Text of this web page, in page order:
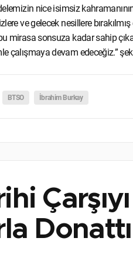
nice isimsiz
ve gelecek nesillere
mirasa sonsuza kadar sahip
çalışmaya devam edeceğiz.”
BTSO İbrahim Burkay
Çarşıyı
Donattı